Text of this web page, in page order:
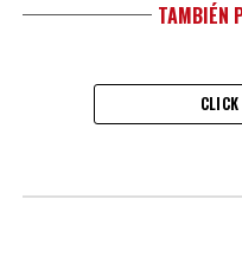
TAMBIÉN